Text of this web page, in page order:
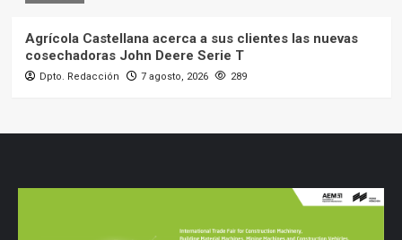
Agrícola Castellana acerca a sus clientes las nuevas
cosechadoras John Deere Serie T
Dpto. Redacción 7 agosto, 2026 289